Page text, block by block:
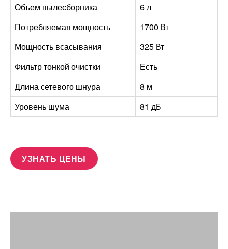
Объем пылесборника
6 л
Потребляемая мощность
1700 Вт
Мощность всасывания
325 Вт
Фильтр тонкой очистки
Есть
Длина сетевого шнура
8 м
Уровень шума
81 дБ
УЗНАТЬ ЦЕНЫ